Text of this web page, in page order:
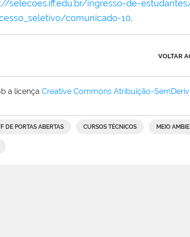
selecoes.iff.edu.br/ingresso-de-
comunicado-10.
VOLTAR
a licença Creative Commons Atribuição-
DE PORTAS ABERTAS CURSOS TÉCNICOS MEIO